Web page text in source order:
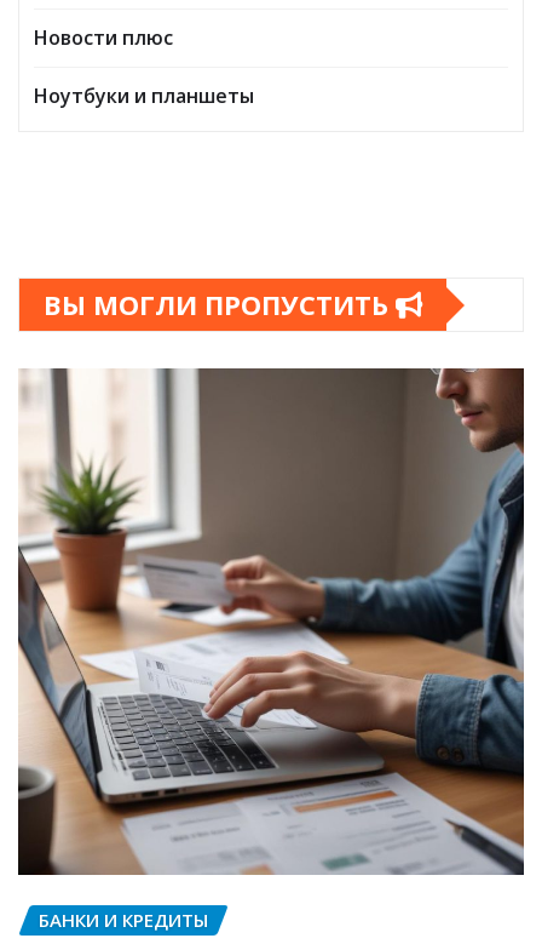
Новости плюс
Ноутбуки и планшеты
ВЫ МОГЛИ ПРОПУСТИТЬ
БАНКИ И КРЕДИТЫ